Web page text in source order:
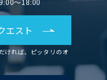
～18:00
エスト
ければ、ピッタリのオ